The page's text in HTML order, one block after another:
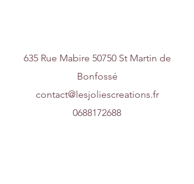
635 Rue Mabire 50750 St Martin de
Bonfossé
contact@lesjoliescreations.fr
0688172688